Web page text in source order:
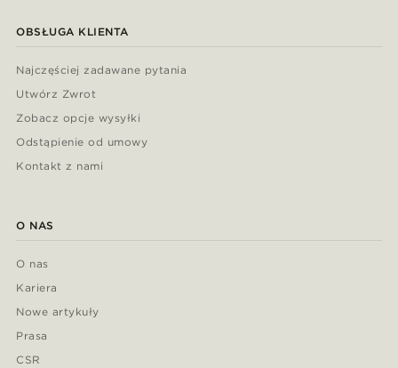
OBSŁUGA KLIENTA
Najczęściej zadawane pytania
Utwórz Zwrot
Zobacz opcje wysyłki
Odstąpienie od umowy
Kontakt z nami
O NAS
O nas
Kariera
Nowe artykuły
Prasa
CSR